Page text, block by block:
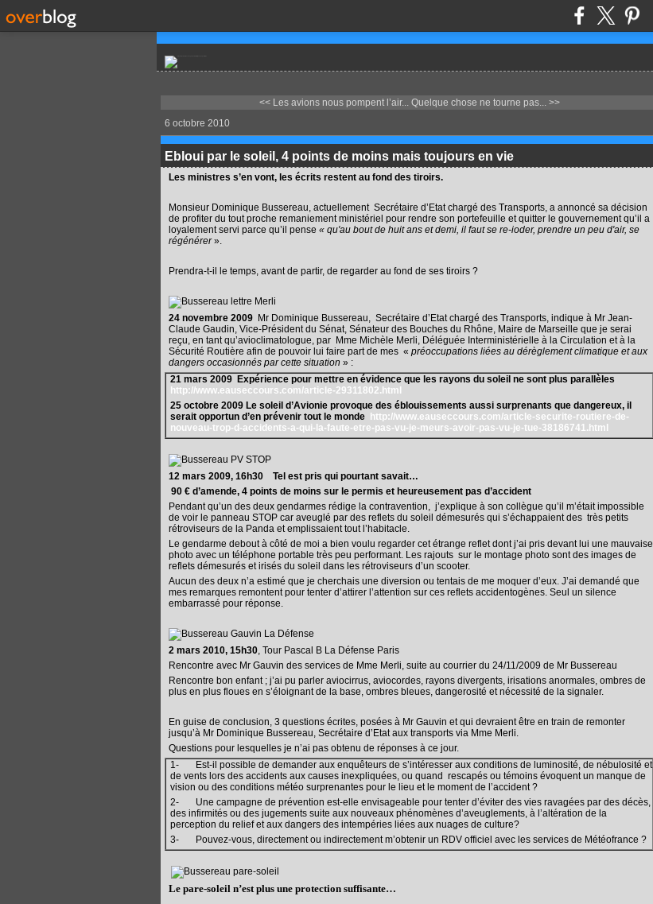
<< Les avions nous pompent l’air... Quelque chose ne tourne pas... >>
6 octobre 2010
Ebloui par le soleil, 4 points de moins mais toujours en vie
Les ministres s’en vont, les écrits restent au fond des tiroirs.
Monsieur Dominique Bussereau, actuellement Secrétaire d’Etat chargé des Transports, a annoncé sa décision
de profiter du tout proche remaniement ministériel pour rendre son portefeuille et quitter le gouvernement qu’il a
loyalement servi parce qu’il pense « qu'au bout de huit ans et demi, il faut se re-ioder, prendre un peu d'air, se
régénérer».
Prendra-t-il le temps, avant de partir, de regarder au fond de ses tiroirs ?
24 novembre 2009 Mr Dominique Bussereau, Secrétaire d’Etat chargé des Transports, indique à Mr Jean-
Claude Gaudin, Vice-Président du Sénat, Sénateur des Bouches du Rhône, Maire de Marseille que je serai
reçu, en tant qu’avioclimatologue, par Mme Michèle Merli, Déléguée Interministérielle à la Circulation et à la
Sécurité Routière afin de pouvoir lui faire part de mes « préoccupations liées au dérèglement climatique et aux
dangers occasionnés par cette situation » :
21 mars 2009 Expérience pour mettre en évidence que les rayons du soleil ne sont plus parallèles
http://www.eauseccours.com/article-29311802.html
25 octobre 2009 Le soleil d’Avionie provoque des éblouissements aussi surprenants que dangereux, il
serait opportun d’en prévenir tout le monde
http://www.eauseccours.com/article-securite-routiere-de-
nouveau-trop-d-accidents-a-qui-la-faute-etre-pas-vu-je-meurs-avoir-pas-vu-je-tue-38186741.html
12 mars 2009, 16h30 Tel est pris qui pourtant savait…
90 € d’amende, 4 points de moins sur le permis et heureusement pas d’accident
Pendant qu’un des deux gendarmes rédige la contravention, j’explique à son collègue qu’il m’était impossible
de voir le panneau STOP car aveuglé par des reflets du soleil démesurés qui s’échappaient des très petits
rétroviseurs de la Panda et emplissaient tout l’habitacle.
Le gendarme debout à côté de moi a bien voulu regarder cet étrange reflet dont j’ai pris devant lui une mauvaise
photo avec un téléphone portable très peu performant. Les rajouts sur le montage photo sont des images de
reflets démesurés et irisés du soleil dans les rétroviseurs d’un scooter.
Aucun des deux n’a estimé que je cherchais une diversion ou tentais de me moquer d’eux. J’ai demandé que
mes remarques remontent pour tenter d’attirer l’attention sur ces reflets accidentogènes. Seul un silence
embarrassé pour réponse.
2 mars 2010, 15h30, Tour Pascal B La Défense Paris
Rencontre avec Mr Gauvin des services de Mme Merli, suite au courrier du 24/11/2009 de Mr Bussereau
Rencontre bon enfant ; j’ai pu parler aviocirrus, aviocordes, rayons divergents, irisations anormales, ombres de
plus en plus floues en s’éloignant de la base, ombres bleues, dangerosité et nécessité de la signaler.
En guise de conclusion, 3 questions écrites, posées à Mr Gauvin et qui devraient être en train de remonter
jusqu’à Mr Dominique Bussereau, Secrétaire d’Etat aux transports via Mme Merli.
Questions pour lesquelles je n’ai pas obtenu de réponses à ce jour.
1- Est-il possible de demander aux enquêteurs de s’intéresser aux conditions de luminosité, de nébulosité et
de vents lors des accidents aux causes inexpliquées, ou quand rescapés ou témoins évoquent un manque de
vision ou des conditions météo surprenantes pour le lieu et le moment de l’accident ?
2- Une campagne de prévention est-elle envisageable pour tenter d’éviter des vies ravagées par des décès,
des infirmités ou des jugements suite aux nouveaux phénomènes d’aveuglements, à l’altération de la
perception du relief et aux dangers des intempéries liées aux nuages de culture?
3- Pouvez-vous, directement ou indirectement m’obtenir un RDV officiel avec les services de Météofrance ?
Le pare-soleil n’est plus une protection suffisante…